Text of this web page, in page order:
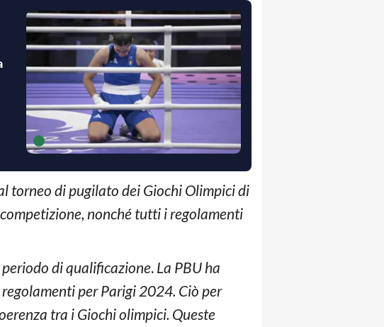
torneo di pugilato dei Giochi Olimpici di
nonché tutti i regolamenti
di qualificazione. La PBU ha
per Parigi 2024. Ciò per
tra i Giochi olimpici. Queste